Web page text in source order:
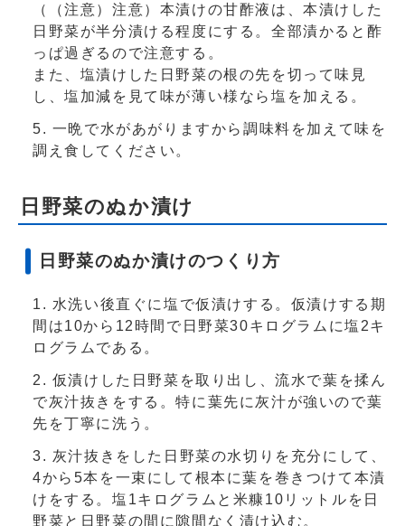
（（注意）注意）本漬けの甘酢液は、本漬けした
日野菜が半分漬ける程度にする。全部漬かると酢
っぱ過ぎるので注意する。
また、塩漬けした日野菜の根の先を切って味見
し、塩加減を見て味が薄い様なら塩を加える。
一晩で水があがりますから調味料を加えて味を
調え食してください。
日野菜のぬか漬け
日野菜のぬか漬けのつくり方
水洗い後直ぐに塩で仮漬けする。仮漬けする期
間は10から12時間で日野菜30キログラムに塩2キ
ログラムである。
仮漬けした日野菜を取り出し、流水で葉を揉ん
で灰汁抜きをする。特に葉先に灰汁が強いので葉
先を丁寧に洗う。
灰汁抜きをした日野菜の水切りを充分にして、
4から5本を一束にして根本に葉を巻きつけて本漬
けをする。塩1キログラムと米糠10リットルを日
野菜と日野菜の間に隙間なく漬け込む。